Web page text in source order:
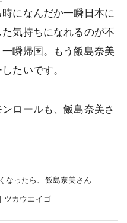
になんだか一瞬日本に
気持ちになれるのが不
瞬帰国。もう飯島奈美
たいです。
ロールも、飯島奈美さ
なったら、飯島奈美さん
ツカウエイゴ